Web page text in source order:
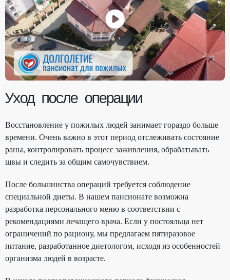
Уход после операции
Восстановление у пожилых людей занимает гораздо больше
времени. Очень важно в этот период отслеживать состояние
раны, контролировать процесс заживления, обрабатывать
швы и следить за общим самочувствием.
После большинства операций требуется соблюдение
специальной диеты. В нашем пансионате возможна
разработка персонального меню в соответствии с
рекомендациями лечащего врача. Если у постояльца нет
ограничений по рациону, мы предлагаем пятиразовое
питание, разработанное диетологом, исходя из особенностей
организма людей в возрасте.